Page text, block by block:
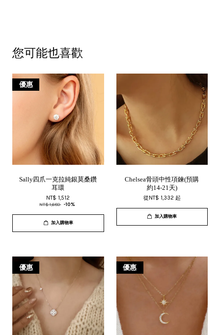
您可能也喜歡
優惠
Sally四爪一克拉純銀莫桑鑽
耳環
NT$ 1,512
NT$ 1,680 -10%
加入購物車
Chelsea骨頭中性項鍊(預購
約14-21天)
從NT$ 1,332 起
加入購物車
優惠 優惠